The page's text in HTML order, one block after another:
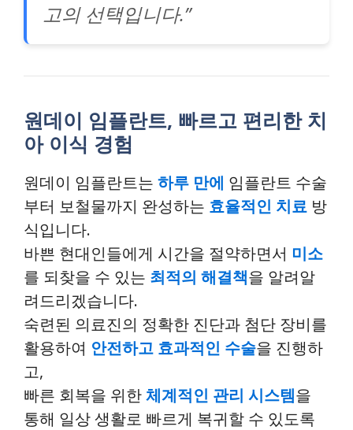
고의 선택입니다.”
원데이 임플란트, 빠르고 편리한 치
아 이식 경험
원데이 임플란트는 하루 만에 임플란트 수술
부터 보철물까지 완성하는 효율적인 치료 방
식입니다.
바쁜 현대인들에게 시간을 절약하면서 미소
를 되찾을 수 있는 최적의 해결책을 알려알
려드리겠습니다.
숙련된 의료진의 정확한 진단과 첨단 장비를
활용하여 안전하고 효과적인 수술을 진행하
고,
빠른 회복을 위한체계적인 관리 시스템을
통해 일상 생활로 빠르게 복귀할 수 있도록